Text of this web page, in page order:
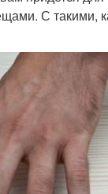
С такими,